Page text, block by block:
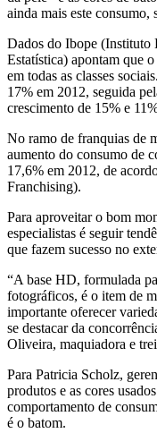
ainda mais este consumo,
Dados do Ibope (Instituto
Estatística) apontam que
em todas as classes
17% em 2012, seguida
crescimento de 15% e
No ramo de franquias de
aumento do consumo de
17,6% em 2012, de
Franchising).
Para aproveitar o bom
especialistas é seguir
que fazem sucesso no
“A base HD, formulada
fotográficos, é o item de
importante oferecer
se destacar da
Oliveira, maquiadora e
Para Patricia Scholz,
produtos e as cores
comportamento de
é o batom.